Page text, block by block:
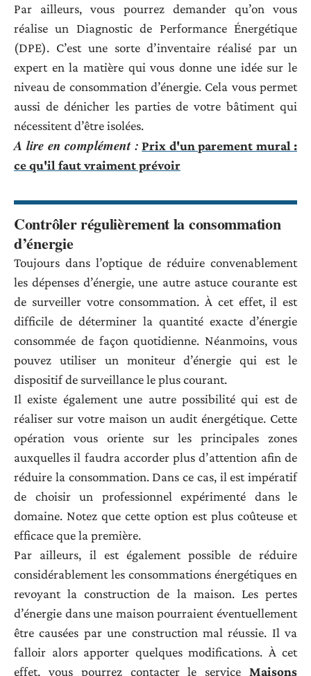
Par ailleurs, vous pourrez demander qu’on vous
réalise un Diagnostic de Performance Énergétique
(DPE). C’est une sorte d’inventaire réalisé par un
expert en la matière qui vous donne une idée sur le
niveau de consommation d’énergie. Cela vous permet
aussi de dénicher les parties de votre bâtiment qui
nécessitent d’être isolées.
A lire en complément : Prix d'un parement mural :
ce qu'il faut vraiment prévoir
Contrôler régulièrement la consommation
d’énergie
Toujours dans l’optique de réduire convenablement
les dépenses d’énergie, une autre astuce courante est
de surveiller votre consommation. À cet effet, il est
difficile de déterminer la quantité exacte d’énergie
consommée de façon quotidienne. Néanmoins, vous
pouvez utiliser un moniteur d’énergie qui est le
dispositif de surveillance le plus courant.
Il existe également une autre possibilité qui est de
réaliser sur votre maison un audit énergétique. Cette
opération vous oriente sur les principales zones
auxquelles il faudra accorder plus d’attention afin de
réduire la consommation. Dans ce cas, il est impératif
de choisir un professionnel expérimenté dans le
domaine. Notez que cette option est plus coûteuse et
efficace que la première.
Par ailleurs, il est également possible de réduire
considérablement les consommations énergétiques en
revoyant la construction de la maison. Les pertes
d’énergie dans une maison pourraient éventuellement
être causées par une construction mal réussie. Il va
falloir alors apporter quelques modifications. À cet
effet, vous pourrez contacter le service Maisons